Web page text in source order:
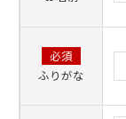
必須
ふりがな